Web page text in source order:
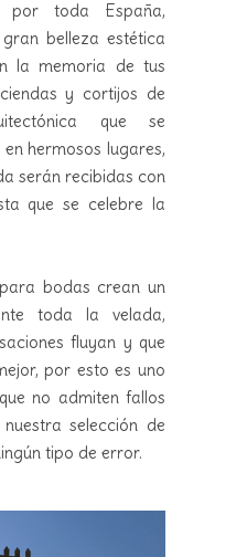
por toda España,
belleza estética
la memoria de tus
y cortijos de
que se
hermosos lugares,
serán recibidas con
que se celebre la
bodas crean un
toda la velada,
fluyan y que
por esto es uno
no admiten fallos
selección de
tipo de error.